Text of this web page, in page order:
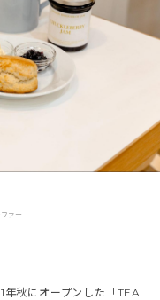
ァー
秋にオープンした「TEA